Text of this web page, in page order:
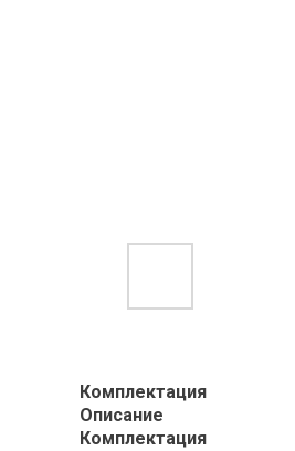
Комплектация
Описание
Комплектация